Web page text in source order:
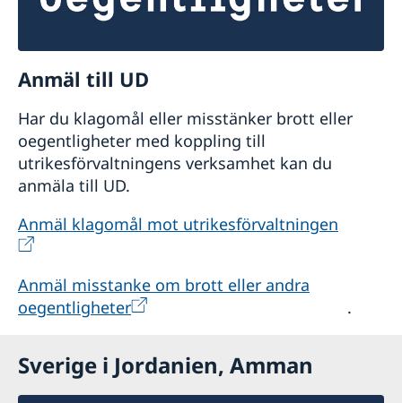
Anmäl till UD
Har du klagomål eller misstänker brott eller
oegentligheter med koppling till
utrikesförvaltningens verksamhet kan du
anmäla till UD.
Anmäl klagomål mot utrikesförvaltningen
Anmäl misstanke om brott eller andra
oegentligheter
.
Sverige i Jordanien, Amman